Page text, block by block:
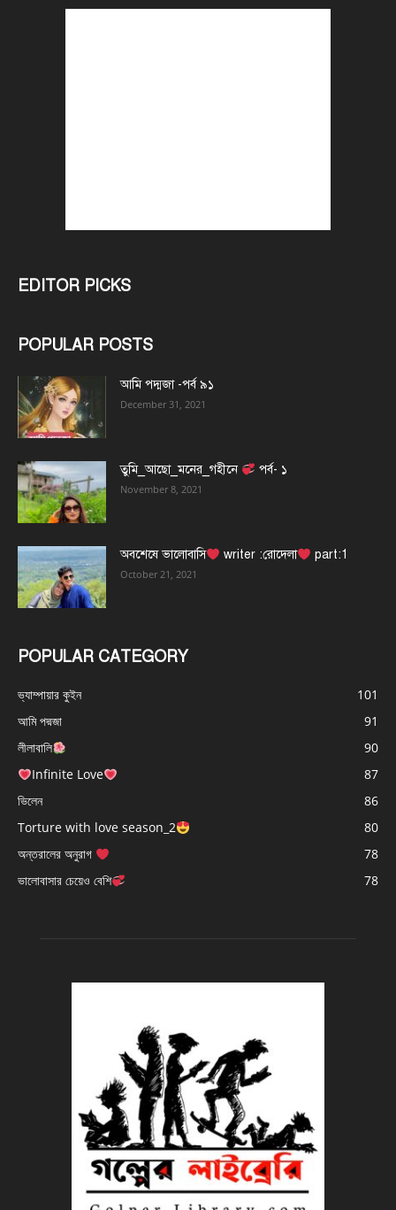
EDITOR PICKS
POPULAR POSTS
আমি পদ্মজা -পর্ব ৯১
December 31, 2021
তুমি_আছো_মনের_গহীনে পর্ব- ১
November 8, 2021
অবশেষে ভালোবাসি writer :রোদেলা part:1
October 21, 2021
POPULAR CATEGORY
ভ্যাম্পায়ার কুইন
101
আমি পদ্মজা
91
লীলাবালি
90
Infinite Love
87
ভিলেন
86
Torture with love season_2
80
অন্তরালের অনুরাগ
78
ভালোবাসার চেয়েও বেশি
78